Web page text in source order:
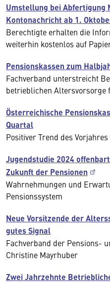
Umstellung bei Abfertigung
Kontonachricht ab 1.
Berechtigte erhalten die
weiterhin kostenlos auf
Pensionskassen zum
Fachverband unterstreicht
betrieblichen Altersvorsorge
Österreichische
Quartal
Positiver Trend des
Jugendstudie 2024
Zukunft der Pensionen
Wahrnehmungen und
Pensionssystem
Neue Vorsitzende der
gutes Signal
Fachverband der Pensions-
Christine Mayrhuber
Zwei Jahrzehnte